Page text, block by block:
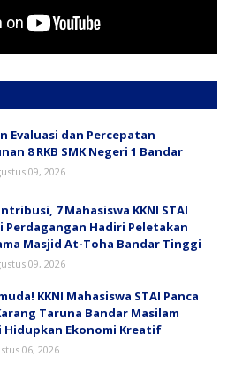
Evaluasi dan Percepatan
8 RKB SMK Negeri 1 Bandar
09, 2026
7 Mahasiswa KKNI STAI
Perdagangan Hadiri Peletakan
Masjid At-Toha Bandar Tinggi
09, 2026
KKNI Mahasiswa STAI Panca
Taruna Bandar Masilam
Hidupkan Ekonomi Kreatif
06, 2026